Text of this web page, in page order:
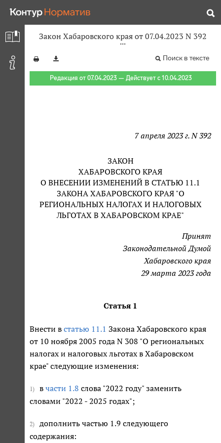
Закон Хабаровского края от 07.04.2023 N 392
Поиск в тексте
Редакция от 07.04.2023 — Действует с 10.04.2023
7 апреля 2023 г. N 392
ЗАКОН
ХАБАРОВСКОГО КРАЯ
О ВНЕСЕНИИ ИЗМЕНЕНИЙ В СТАТЬЮ 11.1
ЗАКОНА ХАБАРОВСКОГО КРАЯ "О
РЕГИОНАЛЬНЫХ НАЛОГАХ И НАЛОГОВЫХ
ЛЬГОТАХ В ХАБАРОВСКОМ КРАЕ"
Принят
Законодательной Думой
Хабаровского края
29 марта 2023 года
Статья 1
Внести в статью 11.1 Закона Хабаровского края
от 10 ноября 2005 года N 308 "О региональных
налогах и налоговых льготах в Хабаровском
крае" следующие изменения:
1) в части 1.8 слова "2022 году" заменить
словами "2022 - 2025 годах";
2)
дополнить частью 1.9 следующего
содержания: